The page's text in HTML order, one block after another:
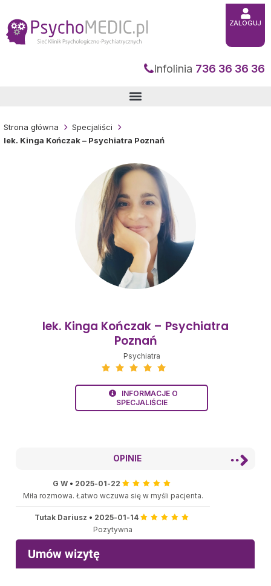
treści
Infolinia 736 36 36 36
ZALOGUJ
Strona główna
Specjaliści
lek. Kinga Kończak – Psychiatra Poznań
lek. Kinga Kończak – Psychiatra
Poznań
Psychiatra
INFORMACJE O
SPECJALIŚCIE
OPINIE
G W • 2025-01-22
Miła rozmowa. Łatwo wczuwa się w myśli pacjenta.
Tutak Dariusz • 2025-01-14
Pozytywna
Maciej•2024-12-17
Profesjonalne podejście do pacjenta